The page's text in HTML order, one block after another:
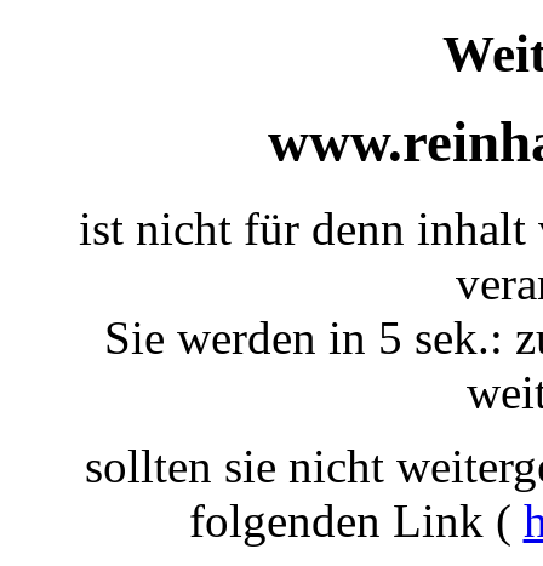
ist nicht für denn
Sie werden in 5 sek.:
sollten sie nicht
folgenden Link (